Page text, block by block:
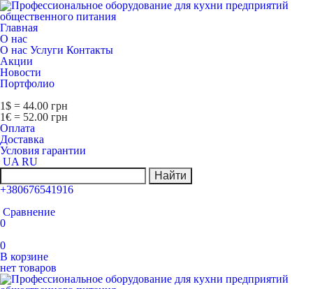
Главная
О нас
О нас Услуги Контакты
Акции
Новости
Портфолио
1$ = 44.00 грн
1€ = 52.00 грн
Оплата
Доставка
Условия гарантии
UA RU
Найти
+380676541916
Сравнение
0
0
В корзине
нет товаров